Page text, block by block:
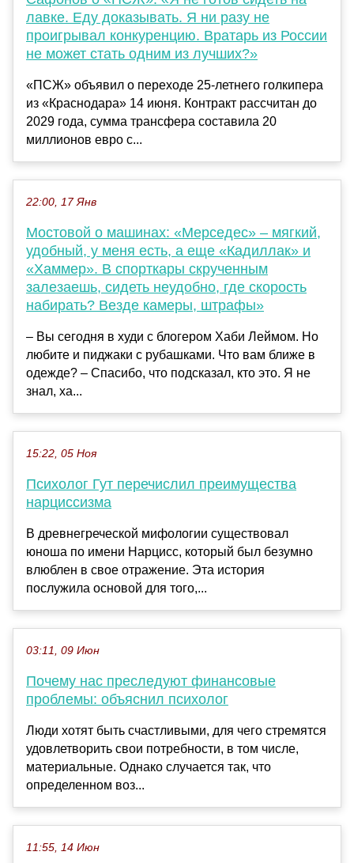
лавке. Еду доказывать. Я ни разу не
проигрывал конкуренцию. Вратарь из России
не может стать одним из лучших?»
«ПСЖ» объявил о переходе 25‑летнего голкипера
из «Краснодара» 14 июня. Контракт рассчитан до
2029 года, сумма трансфера составила 20
миллионов евро с...
22:00, 17 Янв
Мостовой о машинах: «Мерседес» – мягкий,
удобный, у меня есть, а еще «Кадиллак» и
«Хаммер». В спорткары скрученным
залезаешь, сидеть неудобно, где скорость
набирать? Везде камеры, штрафы»
– Вы сегодня в худи с блогером Хаби Леймом. Но
любите и пиджаки с рубашками. Что вам ближе в
одежде? – Спасибо, что подсказал, кто это. Я не
знал, ха...
15:22, 05 Ноя
Психолог Гут перечислил преимущества
нарциссизма
В древнегреческой мифологии существовал
юноша по имени Нарцисс, который был безумно
влюблен в свое отражение. Эта история
послужила основой для того,...
03:11, 09 Июн
Почему нас преследуют финансовые
проблемы: объяснил психолог
Люди хотят быть счастливыми, для чего стремятся
удовлетворить свои потребности, в том числе,
материальные. Однако случается так, что
определенном воз...
11:55, 14 Июн